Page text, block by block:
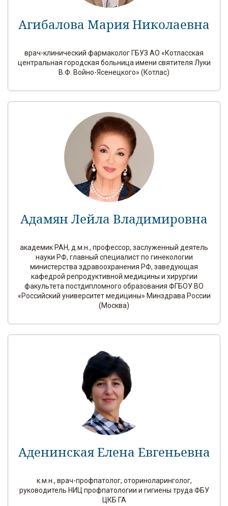
Агибалова Мария Николаевна
врач-клинический фармаколог ГБУЗ АО «Котласская
центральная городская больница имени святителя Луки
В.Ф. Войно-Ясенецкого» (Котлас)
Адамян Лейла Владимировна
академик РАН, д.м.н., профессор, заслуженный деятель
науки РФ, главный специалист по гинекологии
министерства здравоохранения РФ, заведующая
кафедрой репродуктивной медицины и хирургии
факультета постдипломного образования ФГБОУ ВО
«Российский университет медицины» Минздрава России
(Москва)
Аденинская Елена Евгеньевна
к.м.н., врач-профпатолог, оториноларинголог,
руководитель НИЦ профпатологии и гигиены труда ФБУ
ЦКБ ГА